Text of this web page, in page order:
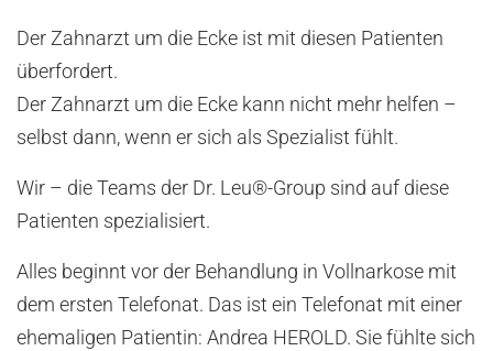
Der Zahnarzt um die Ecke ist mit diesen Patienten
überfordert.
Der Zahnarzt um die Ecke kann nicht mehr helfen –
selbst dann, wenn er sich als Spezialist fühlt.
Wir – die Teams der Dr. Leu®-Group sind auf diese
Patienten spezialisiert.
Alles beginnt vor der Behandlung in Vollnarkose mit
dem ersten Telefonat. Das ist ein Telefonat mit einer
ehemaligen Patientin: Andrea HEROLD. Sie fühlte sich